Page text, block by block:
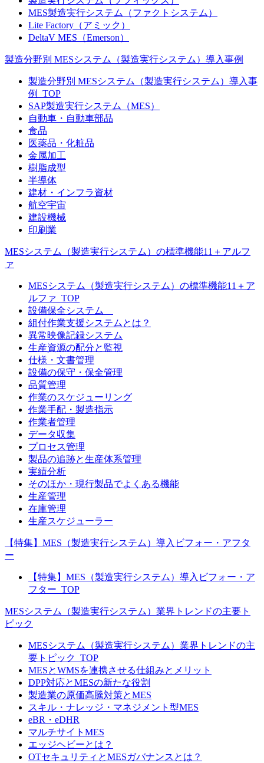
MES製造実行システム（ファクトシステム）
Lite Factory（アミック）
DeltaV MES（Emerson）
製造分野別 MESシステム（製造実行システム）導入事例
製造分野別 MESシステム（製造実行システム）導入事
例_TOP
SAP製造実行システム（MES）
自動車・自動車部品
食品
医薬品・化粧品
金属加工
樹脂成型
半導体
建材・インフラ資材
航空宇宙
建設機械
印刷業
MESシステム（製造実行システム）の標準機能11＋アルフ
ァ
MESシステム（製造実行システム）の標準機能11＋ア
ルファ_TOP
設備保全システム
組付作業支援システムとは？
異常映像記録システム
生産資源の配分と監視
仕様・文書管理
設備の保守・保全管理
品質管理
作業のスケジューリング
作業手配・製造指示
作業者管理
データ収集
プロセス管理
製品の追跡と生産体系管理
実績分析
そのほか・現行製品でよくある機能
生産管理
在庫管理
生産スケジューラー
【特集】MES（製造実行システム）導入ビフォー・アフタ
ー
【特集】MES（製造実行システム）導入ビフォー・ア
フター_TOP
MESシステム（製造実行システム）業界トレンドの主要ト
ピック
MESシステム（製造実行システム）業界トレンドの主
要トピック_TOP
MESとWMSを連携させる仕組みとメリット
DPP対応とMESの新たな役割
製造業の原価高騰対策とMES
スキル・ナレッジ・マネジメント型MES
eBR・eDHR
マルチサイトMES
エッジヘビーとは？
OTセキュリティとMESガバナンスとは？